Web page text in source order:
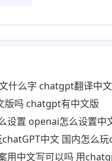
什么字 chatgpt翻译中文
版吗 chatgpt有中文版
设置 openai怎么设置中
中文 国内怎么
用中文写可以吗 用